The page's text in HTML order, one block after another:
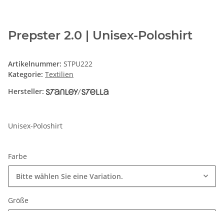
Prepster 2.0 | Unisex-Poloshirt
Artikelnummer: STPU222
Kategorie: Textilien
Hersteller:
Unisex-Poloshirt
Farbe
Bitte wählen Sie eine Variation.
Größe